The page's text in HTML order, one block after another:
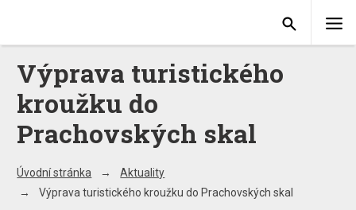
Výprava turistického
kroužku do
Prachovských skal
Úvodní stránka
Aktuality
Výprava turistického kroužku do Prachovských skal